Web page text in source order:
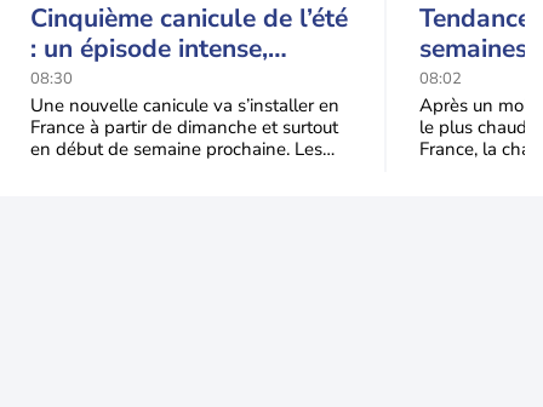
Cinquième canicule de l’été
: un épisode intense,
durable et étendu la
semaine prochaine
08:30
Une nouvelle canicule va s’installer en
France à partir de dimanche et surtout
en début de semaine prochaine. Les
Tendance
semaines
septembre
08:02
Après un
le plus chaud
France, la